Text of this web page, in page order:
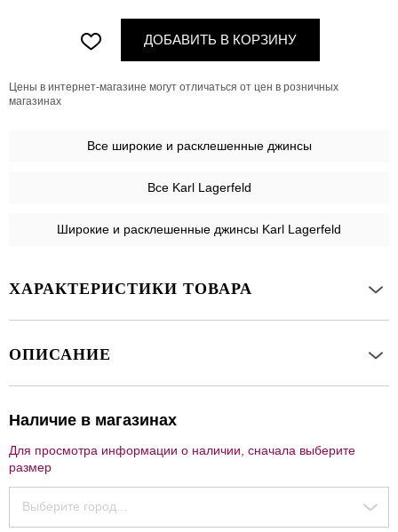
ДОБАВИТЬ В КОРЗИНУ
Цены в интернет-магазине могут отличаться от цен в розничных
магазинах
Все широкие и расклешенные джинсы
Все Karl Lagerfeld
Широкие и расклешенные джинсы Karl Lagerfeld
ХАРАКТЕРИСТИКИ ТОВАРА
ОПИСАНИЕ
Наличие в магазинах
Для просмотра информации о наличии, сначала выберите
размер
Выберите город...